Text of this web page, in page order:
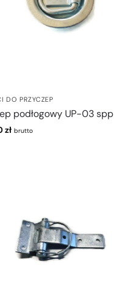
DO PRZYCZEP
podłogowy UP-03 spp
zł brutto